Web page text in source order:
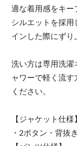
適な着用感をキー
シルエットを採
インした際にずり
洗い方は専用洗濯
ャワーで軽く流
ください。
【ジャケット仕様】
・2ボタン・背抜